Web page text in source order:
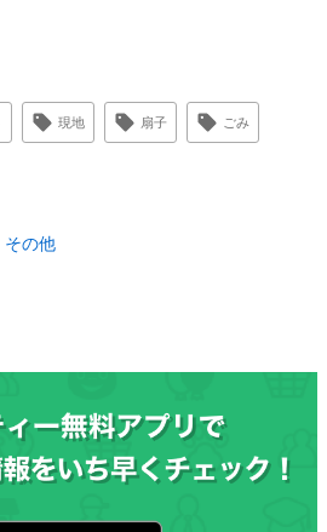
現地 扇子 ごみ
その他